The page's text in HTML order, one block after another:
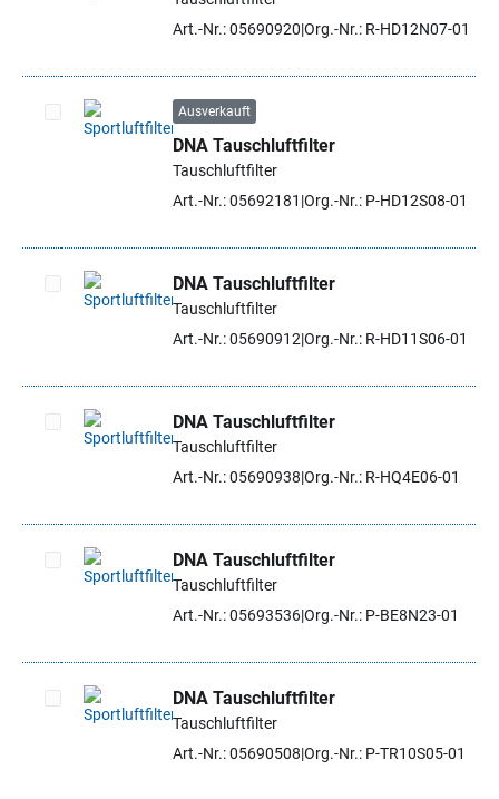
Artikel auswählenArt.-Nr.: 05690920 Org.-Nr.: R-HD12N07-01
Artikel auswählen
Ausverkauft
DNA Tauschluftfilter
Tauschluftfilter
Art.-Nr.: 05692181 Org.-Nr.: P-HD12S08-01
Artikel auswählen
DNA Tauschluftfilter
Tauschluftfilter
Art.-Nr.: 05690912 Org.-Nr.: R-HD11S06-01
Artikel auswählen
DNA Tauschluftfilter
Tauschluftfilter
Art.-Nr.: 05690938 Org.-Nr.: R-HQ4E06-01
Artikel auswählen
DNA Tauschluftfilter
Tauschluftfilter
Art.-Nr.: 05693536Org.-Nr.: P-BE8N23-01
Artikel auswählen
DNA Tauschluftfilter
Tauschluftfilter
Art.-Nr.: 05690508 Org.-Nr.: P-TR10S05-01